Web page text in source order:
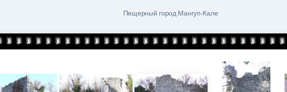
Пещерный город Мангуп-Кале